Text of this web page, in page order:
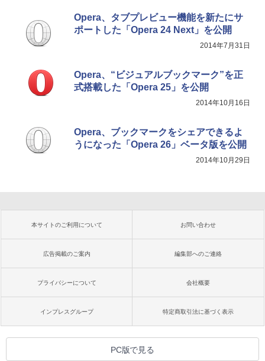
Opera、タブプレビュー機能を新たにサ
ポートした「Opera 24 Next」を公開
2014年7月31日
Opera、“ビジュアルブックマーク”を正
式搭載した「Opera 25」を公開
2014年10月16日
Opera、ブックマークをシェアできるよ
うになった「Opera 26」ベータ版を公開
2014年10月29日
本サイトのご利用について お問い合わせ
広告掲載のご案内 編集部へのご連絡
プライバシーについて 会社概要
インプレスグループ 特定商取引法に基づく表示
PC版で見る